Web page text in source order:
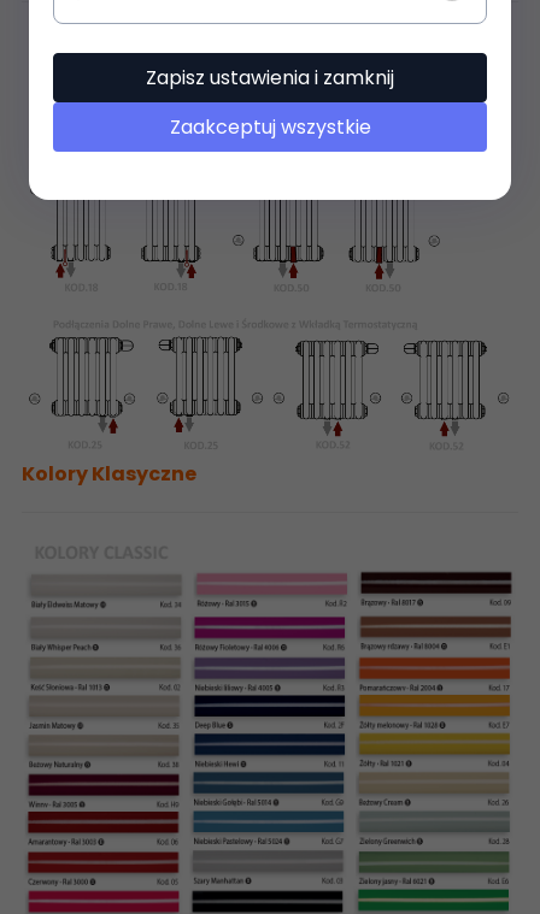
Kolory Klasyczne
Zapisz ustawienia i zamknij
Zaakceptuj wszystkie